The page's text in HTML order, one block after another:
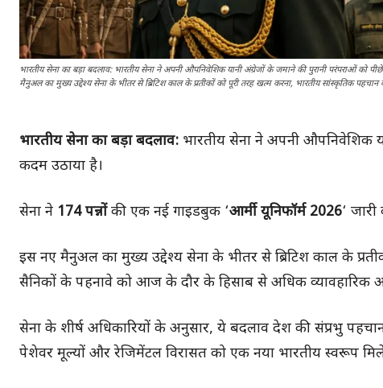
भारतीय सेना का बड़ा बदलाव: भारतीय सेना ने अपनी औपनिवेशिक यानी अंग्रेजों के जमाने की पुरानी परंपराओं को
मैनुअल का मुख्य उद्देश्य सेना के भीतर से ब्रिटिश काल के प्रतीकों को पूरी तरह खत्म करना, भारतीय सांस्कृतिक
भारतीय सेना का बड़ा बदलाव: भारतीय सेना ने अपनी औपनिवेशिक
कदम उठाया है।
सेना ने 174 पन्नोंकी एक नई गाइडबुक ‘आर्मी यूनिफॉर्म 2026‘ जारी
इस नए मैनुअल का मुख्य उद्देश्य सेना के भीतर से ब्रिटिश काल के
सैनिकों के पहनावे को आज के दौर के हिसाब से अधिक व्यावहारिक
सेना के शीर्ष अधिकारियों के अनुसार, ये बदलाव देश की संप्रभु
पेशेवर मूल्यों और रेजिमेंटल विरासत को एक नया भारतीय स्वरूप